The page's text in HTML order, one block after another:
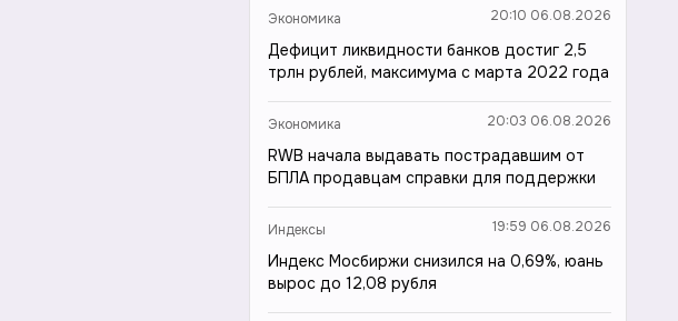
Экономика 20:10 06.08.2026
Дефицит ликвидности банков достиг 2,5
трлн рублей, максимума с марта 2022 года
Экономика 20:03 06.08.2026
RWB начала выдавать пострадавшим от
БПЛА продавцам справки для поддержки
Индексы 19:59 06.08.2026
Индекс Мосбиржи снизился на 0,69%, юань
вырос до 12,08 рубля